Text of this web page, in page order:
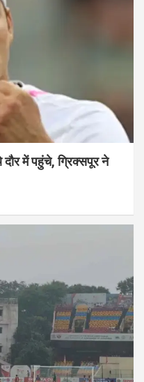
दौर में पहुंचे, ग्रिक्सपूर ने